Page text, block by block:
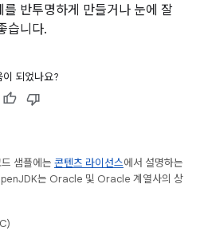
반투명하게 만들거나 눈에 잘
습니다.
이 되었나요?
샘플에는 콘텐츠 라이선스에서 설명하는
는 Oracle 및 Oracle 계열사의 상